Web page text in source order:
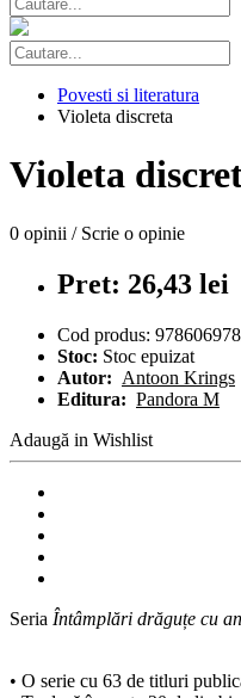
Povesti si literatura
Violeta discreta
Violeta
0 opinii / Scrie o opinie
Pret: 26,43 lei
Cod produs:
Stoc: Stoc epuizat
Autor: Antoon Krings
Editura: Pandora M
Adaugă in Wishlist
Seria Întâmplări drăguțe cu
• O serie cu 63 de titluri